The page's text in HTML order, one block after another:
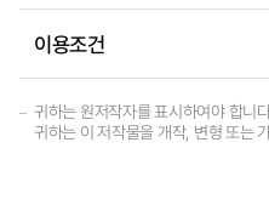
이용조건
귀하는 원저작자를 표시하여야 합니
귀하는 이 저작물을 개작, 변형 또는